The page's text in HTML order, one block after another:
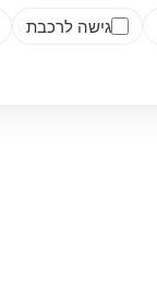
גישה לרכבת